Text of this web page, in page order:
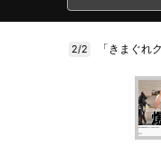
2/2 「きまぐれ